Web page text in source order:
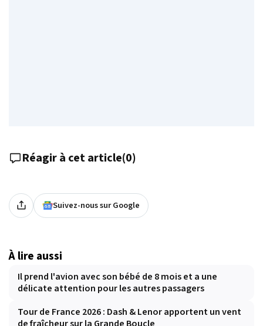
Réagir à cet article(0)
Suivez-nous sur Google
À lire aussi
Il prend l'avion avec son bébé de 8 mois et a une
délicate attention pour les autres passagers
Tour de France 2026 : Dash & Lenor apportent un vent
de fraîcheur sur la Grande Boucle